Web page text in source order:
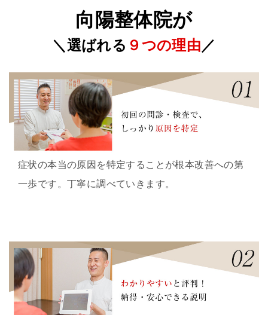
向陽整体院が
＼選ばれる ９ つの理由／
症状の本当の原因を特定することが根本改善への第
一歩です。丁寧に調べていきます。